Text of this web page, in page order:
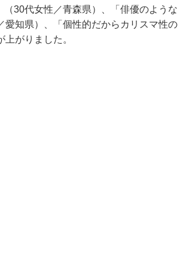
30代女性／青森県）、「俳優のような
知県）、「個性的だからカリスマ性の
がりました。